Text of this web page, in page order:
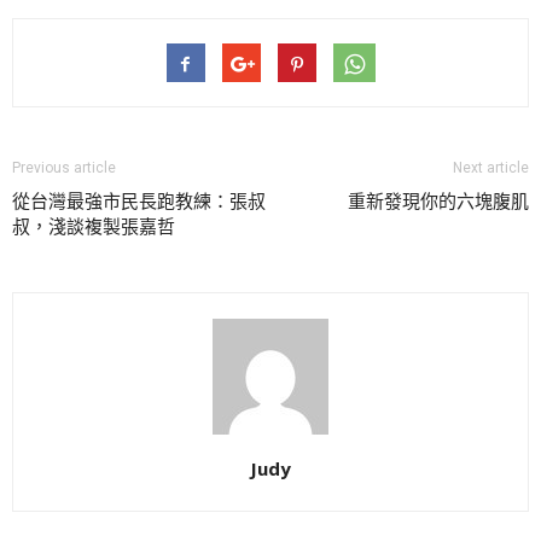
Previous article
從台灣最強市民長跑教練：張叔
叔，淺談複製張嘉哲
Next article
重新發現你的六塊腹肌
Judy